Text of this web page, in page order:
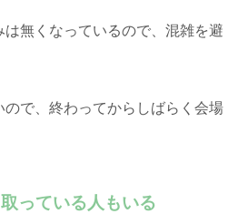
は無くなっているので、混雑を避
で、終わってからしばらく会場
っている人もいる